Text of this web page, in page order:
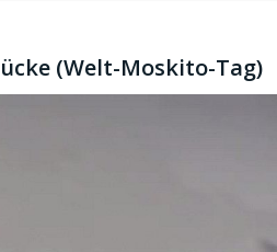
(Welt-Moskito-Tag)